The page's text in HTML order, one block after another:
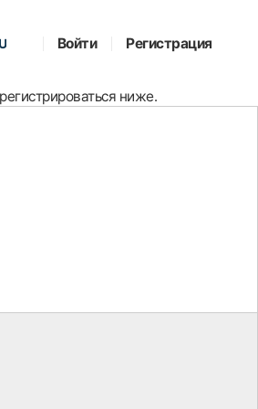
Войти Регистрация
ниже.